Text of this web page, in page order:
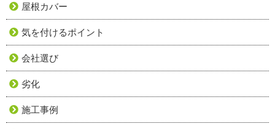
屋根カバー
気を付けるポイント
会社選び
劣化
施工事例